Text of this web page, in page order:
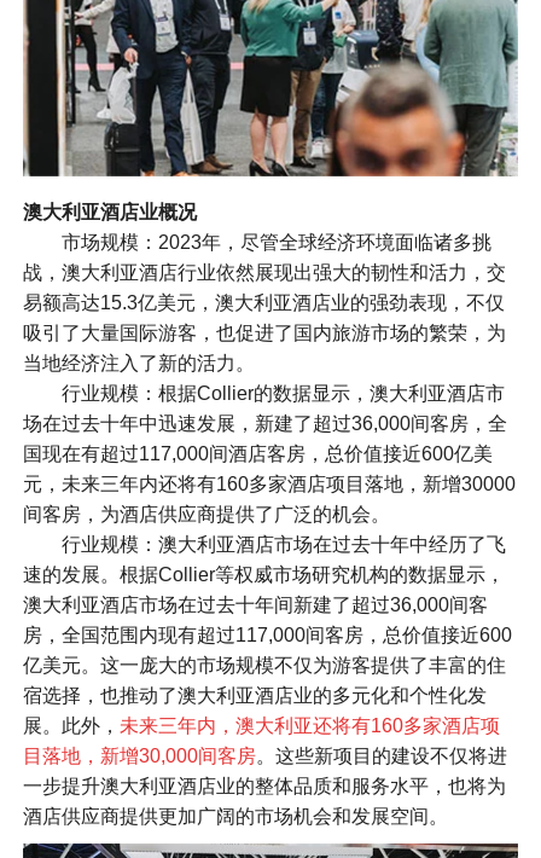
澳大利亚酒店业概况
市场规模：2023年，尽管全球经济环境面临诸多挑
战，澳大利亚酒店行业依然展现出强大的韧性和活力，交
易额高达15.3亿美元，澳大利亚酒店业的强劲表现，不仅
吸引了大量国际游客，也促进了国内旅游市场的繁荣，为
当地经济注入了新的活力。
行业规模：根据Collier的数据显示，澳大利亚酒店市
场在过去十年中迅速发展，新建了超过36,000间客房，全
国现在有超过117,000间酒店客房，总价值接近600亿美
元，未来三年内还将有160多家酒店项目落地，新增30000
间客房，为酒店供应商提供了广泛的机会。
行业规模：澳大利亚酒店市场在过去十年中经历了飞
速的发展。根据Collier等权威市场研究机构的数据显示，
澳大利亚酒店市场在过去十年间新建了超过36,000间客
房，全国范围内现有超过117,000间客房，总价值接近600
亿美元。这一庞大的市场规模不仅为游客提供了丰富的住
宿选择，也推动了澳大利亚酒店业的多元化和个性化发
展。此外， 未来三年内，澳大利亚还将有160多家酒店项
目落地，新增30,000间客房。这些新项目的建设不仅将进
一步提升澳大利亚酒店业的整体品质和服务水平，也将为
酒店供应商提供更加广阔的市场机会和发展空间。